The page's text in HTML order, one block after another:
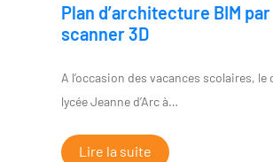
Plan d’architecture BIM par
scanner 3D
A l’occasion des vacances scolaires, le
lycée Jeanne d’Arc à…
Lire la suite